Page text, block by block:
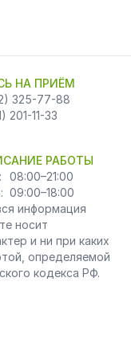
НА ПРИЁМ
325-77-88
201-11-33
РАБОТЫ
08:00–21:00
09:00–18:00
информация
носит
и ни при каких
определяемой
кодекса РФ.